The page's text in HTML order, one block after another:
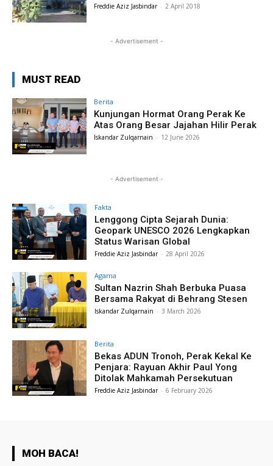
Freddie Aziz Jasbindar - 2 April 2018
- Advertisement -
MUST READ
Berita
Kunjungan Hormat Orang Perak Ke
Atas Orang Besar Jajahan Hilir Perak
Iskandar Zulqarnain - 12 June 2026
- Advertisement -
Fakta
Lenggong Cipta Sejarah Dunia:
Geopark UNESCO 2026 Lengkapkan
Status Warisan Global
Freddie Aziz Jasbindar - 28 April 2026
Agama
Sultan Nazrin Shah Berbuka Puasa
Bersama Rakyat di Behrang Stesen
Iskandar Zulqarnain - 3 March 2026
Berita
Bekas ADUN Tronoh, Perak Kekal Ke
Penjara: Rayuan Akhir Paul Yong
Ditolak Mahkamah Persekutuan
Freddie Aziz Jasbindar - 6 February 2026
MOH BACA!